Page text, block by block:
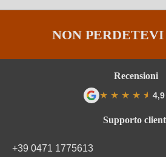
NON
Supporto
+39 0471 1775613
Recensioni
★ ★ ★ ★ ★
★ 4,9